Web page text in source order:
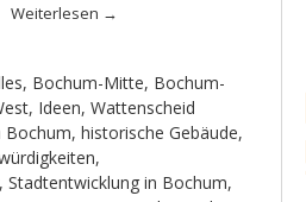
Weiterlesen →
, Bochum-Mitte, Bochum-
, Ideen, Wattenscheid
Bochum, historische Gebäude,
,
Stadtentwicklung in Bochum,